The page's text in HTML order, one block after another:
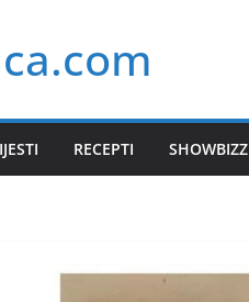
RECEPTI SHOWBIZZ